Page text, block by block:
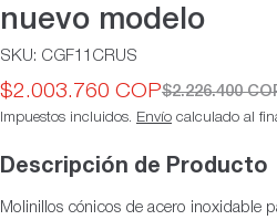
nuevo modelo
SKU: CGF11CRUS
Precio
de
$2.003.760 COP
Precio
habitual
$2.226.400
Impuestos incluidos. Envío calculado al
Descripción de Producto
Molinillos cónicos de acero inoxidable